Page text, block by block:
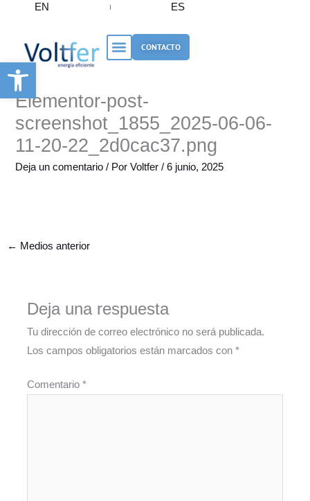
Abrir barra de herramientas
contenido
EN ES
CONTACTO
Elementor-post-
screenshot_1855_2025-06-06-
11-20-22_2d0cac37.png
Deja un comentario / PorVoltfer/6 junio, 2025
← Medios anterior
Deja una respuesta
Tu dirección de correo electrónico no será publicada.
Los campos obligatorios están marcados con*
Comentario*